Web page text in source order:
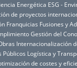
Energética ESG -
de proyectos
Franquicias Fusiones y
Gestión del
Internacionalización
Públicos Logística y
de costes y